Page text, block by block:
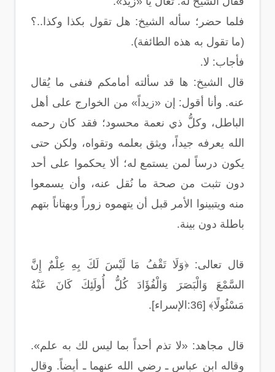
فلما حضر؛ سأله الشيخ: هل تقول بكذا وكذا..؟
(ما تقول به هذه الطائفة).
فأجاب: لا.
قال الشيخ: ها قد سألته أمامكم فنفى ما يُقال
عنه. وأنا أقول: إن «زيداً» من الخوارج على أهل
الباطل، وكلُّ ذي نعمة محسود؛ فقد كان رحمه
الله يعرفه جيداً، ويثق بعلمه وتقواه، ولكن حتى
يكون درساً لمن يستمع له؛ ألا يحكموا على أحد
دون تثبت من صحة ما نُقل عنه، وأن يسمعوا
منه ويتبينوا الأمر قبل أن يتهموه زوراً وبهتاناً بتهم
باطلة دون بينة.
قال تعالى: ﴿وَلَا تَقْفُ مَا لَيْسَ لَكَ بِهِ عِلْمٌ إِنَّ
السَّمْعَ وَالْبَصَرَ وَالْفُؤَادَ كُلُّ أُولَئِكَ كَانَ عَنْهُ
مَسْئُولًا﴾ [36:الإسراء].
قال مجاهد: «لا تذم أحداً بما ليس لك به علم».
وقاله ابن عباس ـ رضي الله عنهما ـ أيضاً. وقال